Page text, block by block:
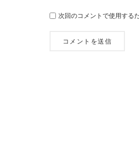
次回のコメントで使用する